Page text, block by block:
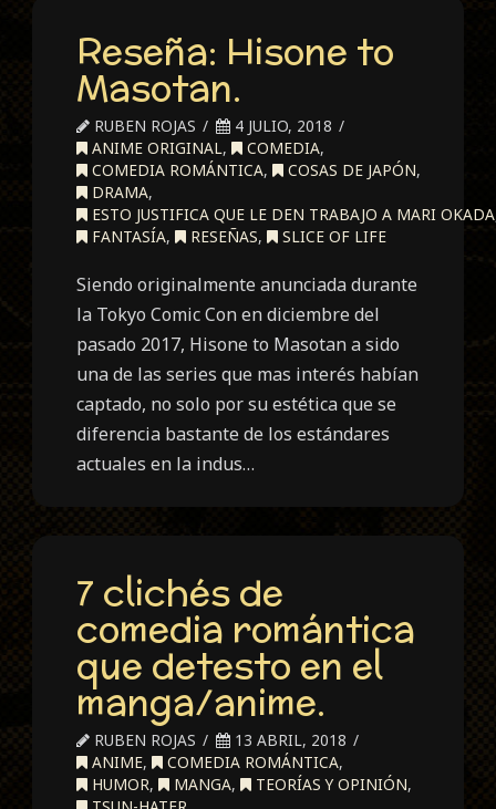
Reseña: Hisone to
Masotan.
RUBEN ROJAS
4 JULIO, 2018
ANIME ORIGINAL, COMEDIA,
COMEDIA ROMÁNTICA, COSAS DE JAPÓN,
DRAMA,
ESTO JUSTIFICA QUE LE DEN TRABAJO A MARI OKADA
FANTASÍA, RESEÑAS, SLICE OF LIFE
Siendo originalmente anunciada durante
la Tokyo Comic Con en diciembre del
pasado 2017, Hisone to Masotan a sido
una de las series que mas interés habían
captado, no solo por su estética que se
diferencia bastante de los estándares
actuales en la indus…
7 clichés de
comedia romántica
que detesto en el
manga/anime.
RUBEN ROJAS
13 ABRIL, 2018
ANIME, COMEDIA ROMÁNTICA,
HUMOR, MANGA, TEORÍAS Y OPINIÓN,